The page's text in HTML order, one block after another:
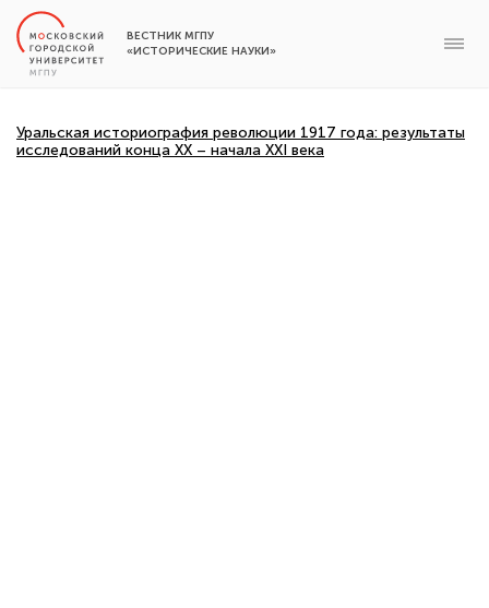
ВЕСТНИК МГПУ
«ИСТОРИЧЕСКИЕ НАУКИ»
Уральская историография революции 1917 года: результаты
исследований конца XX – начала XXI века